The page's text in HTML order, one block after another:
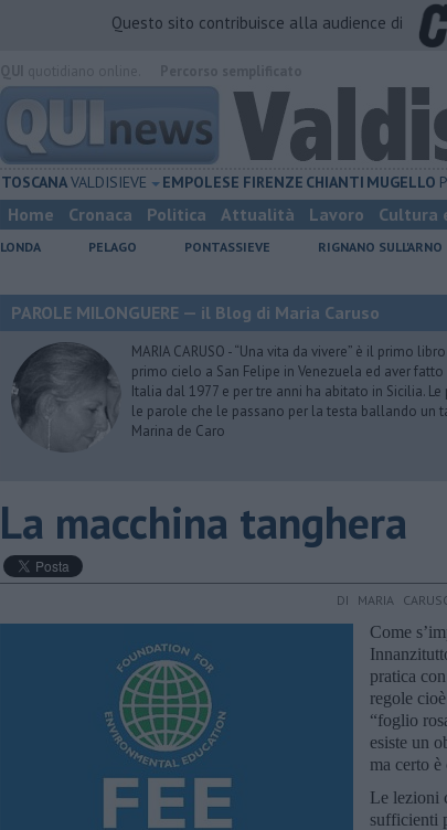
Questo sito contribuisce alla audience di
TOSCANAVALDISIEVE EMPOLESE FIRENZE CHIANTI MUGELLO
Home Cronaca Politica Attualità Lavoro Cultura
LONDA PELAGO PONTASSIEVE RIGNANO SULL'ARNO
PAROLE MILONGUERE — il Blog di Maria Caruso
MARIA CARUSO - “Una vita da vivere” è il primo
primo cielo a San Felipe in Venezuela ed aver
Italia dal 1977 e per tre anni ha abitato in Sicilia.
le parole che le passano per la testa ballando un
Marina de Caro
La macchina tanghera
DI MARIA
Come
pratica
regole
“foglio
esiste un
ma certo
Le lezioni
sufficienti